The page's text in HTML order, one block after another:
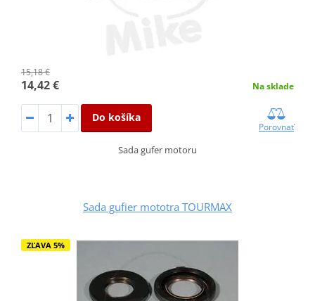
15,18 €
14,42 € Na sklade
Do košíka
Porovnať
Sada gufer motoru
Sada gufier mototra TOURMAX
ZĽAVA 5%